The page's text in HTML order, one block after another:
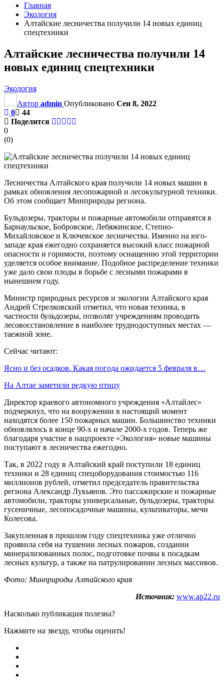
Главная
Экология
Алтайские лесничества получили 14 новых единиц
спецтехники
Алтайские лесничества получили 14
новых единиц спецтехники
Экология
Автор admin Опубликовано Сен 8, 2022
0
44
Поделится
0
(0)
Лесничества Алтайского края получили 14 новых машин в
рамках обновления лесопожарной и лесокультурной техники.
Об этом сообщает Минприроды региона.
Бульдозеры, тракторы и пожарные автомобили отправятся в
Барнаульское, Бобровское, Лебяжинское, Степно-
Михайловское и Ключевское лесничества. Именно на юго-
западе края ежегодно сохраняется высокий класс пожарной
опасности и горимости, поэтому оснащению этой территории
уделяется особое внимание. Подобное распределение техники
уже дало свои плоды в борьбе с лесными пожарами в
нынешнем году.
Министр природных ресурсов и экологии Алтайского края
Андрей Стрелковский отметил, что новая техника, в
частности бульдозеры, позволят учреждениям проводить
лесовосстановление в наиболее труднодоступных местах —
таежной зоне.
Сейчас читают:
Ясно и без осадков. Какая погода ожидается 5 февраля в…
На Алтае заметили редкую птицу
Директор краевого автономного учреждения «Алтайлес»
подчеркнул, что на вооружении в настоящий момент
находятся более 150 пожарных машин. Большинство техники
обновлялось в конце 90-х и начале 2000-х годов. Теперь же
благодаря участие в нацпроекте «Экология» новые машины
поступают в лесничества ежегодно.
Так, в 2022 году в Алтайский край поступили 18 единиц
техники и 28 единиц спецоборудования стоимостью 116
миллионов рублей, отметил председатель правительства
региона Александр Лукьянов. Это пассажирские и пожарные
автомобили, тракторы универсальные, бульдозеры, тракторы
гусеничные, лесопосадочные машины, культиваторы, мечи
Колесова.
Закупленная в прошлом году спецтехника уже отлично
проявила себя на тушении лесных пожаров, создании
минерализованных полос, подготовке почвы к посадкам
лесных культур, а также на патрулировании лесных массивов.
Фото: Минприроды Алтайского края
Источник: www.ap22.ru
Насколько публикация полезна?
Нажмите на звезду, чтобы оценить!